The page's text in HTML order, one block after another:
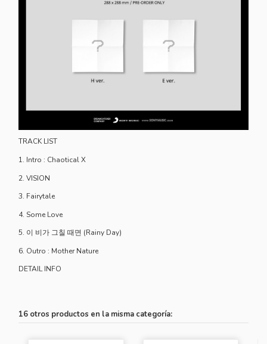
TRACK LIST
1. Intro : Chaotical X
2. VISION
3. Fairytale
4. Some Love
5. 이 비가 그칠 때면 (Rainy Day)
6. Outro : Mother Nature
DETAIL INFO
16 otros productos en la misma categoría: